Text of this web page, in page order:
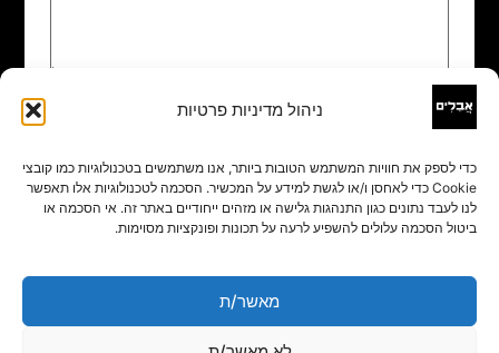
ניהול מדיניות פרטיות
כדי לספק את חוויות המשתמש הטובות ביותר, אנו משתמשים בטכנולוגיות כמו קובצי
Cookie כדי לאחסן ו/או לגשת למידע על המכשיר. הסכמה לטכנולוגיות אלו תאפשר
לנו לעבד נתונים כגון התנהגות גלישה או מזהים ייחודיים באתר זה. אי הסכמה או
ביטול הסכמה עלולים להשפיע לרעה על תכונות ופונקציות מסוימות.
מאשר/ת
שם
אימייל*